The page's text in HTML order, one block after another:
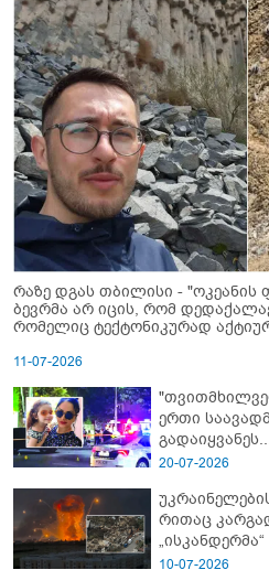
რაზე დგას თბილისი - "ოკეანის
ბევრმა არ იცის, რომ
რომელიც ტექტონიკურად
11-07-2026
ერთი
- გორში
20-07-2026
რითაც
„ისკანდერმა“
10-07-2026